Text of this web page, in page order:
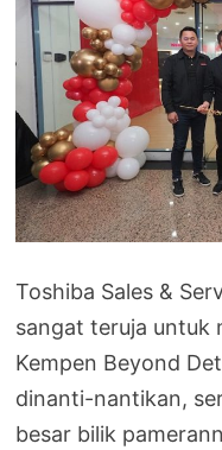
Toshiba Sales &
sangat teruja untuk
Kempen Beyond
dinanti-nantikan,
besar bilik